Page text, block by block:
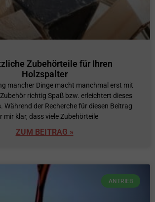
Zubehörteile für Ihren
Holzspalter
mancher Dinge macht manchmal erst mit
richtig Spaß bzw. erleichtert dieses
Während der Recherche für diesen Beitrag
mir klar, dass viele Zubehörteile
ZUM BEITRAG »
ANTRIEB